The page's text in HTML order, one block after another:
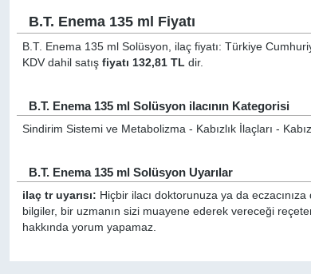
B.T. Enema 135 ml Fiyatı
B.T. Enema 135 ml Solüsyon, ilaç fiyatı: Türkiye
KDV dahil satışfiyatı 132,81 TL dir.
B.T. Enema 135 ml Solüsyon ilacının Kategorisi
Sindirim Sistemi ve Metabolizma - Kabızlık İlaçları -
B.T. Enema 135 ml Solüsyon Uyarılar
ilaç tr uyarısı: Hiçbir ilacı doktorunuza ya da
bilgiler, bir uzmanın sizi muayene ederek vereceği
hakkında yorum yapamaz.